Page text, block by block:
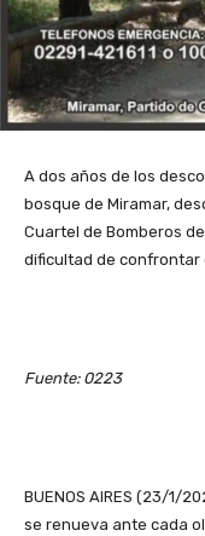
A dos años de los
bosque de Miramar,
Cuartel de Bomberos
dificultad de confrontar
Fuente: 0223
BUENOS AIRES (23/1/
se renueva ante cada